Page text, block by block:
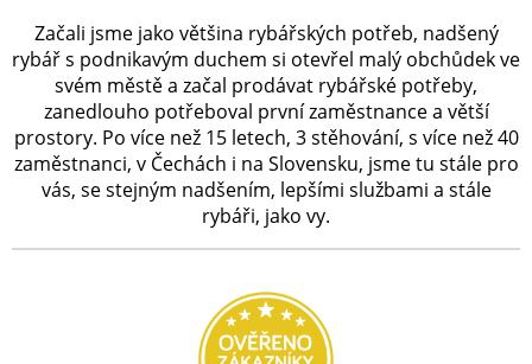
Začali jsme jako většina rybářských potřeb, nadšený
rybář s podnikavým duchem si otevřel malý obchůdek ve
svém městě a začal prodávat rybářské potřeby,
zanedlouho potřeboval první zaměstnance a větší
prostory. Po více než 15 letech, 3 stěhování, s více než 40
zaměstnanci, v Čechách i na Slovensku, jsme tu stále pro
vás, se stejným nadšením, lepšími službami a stále
rybáři, jako vy.